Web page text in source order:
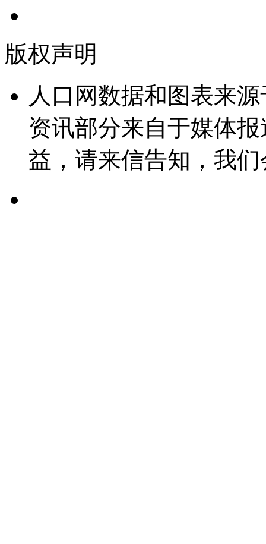
版权声明
人口网数据和图表来
资讯部分来自于媒体
益，请来信告知，我